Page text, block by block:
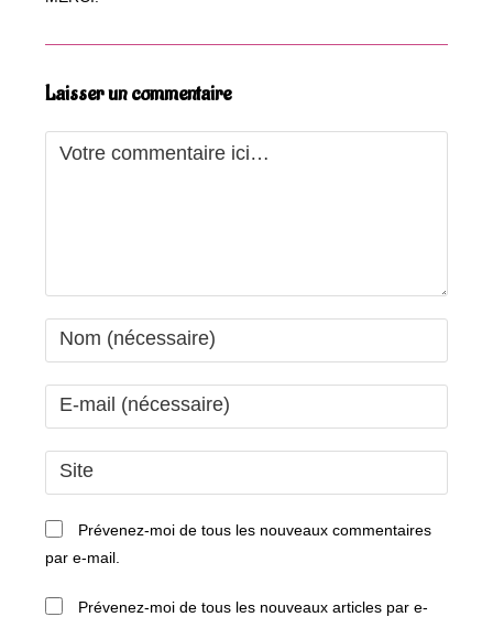
Laisser un commentaire
Comment
Enter
your
name
comment
Enter
your
email
address
comment
Saisir
l’URL
de
site
(facultatif)
Prévenez-moi de tous les nouveaux commentaires
par e-mail.
Prévenez-moi de tous les nouveaux articles par e-